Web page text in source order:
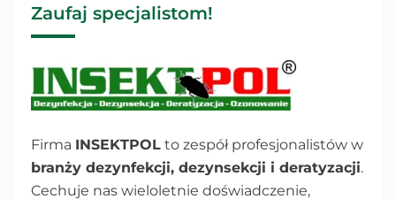
Zaufaj specjalistom!
Firma INSEKTPOL to zespół profesjonalistów w
branży dezynfekcji, dezynsekcji i deratyzacji.
Cechuje nas wieloletnie doświadczenie,